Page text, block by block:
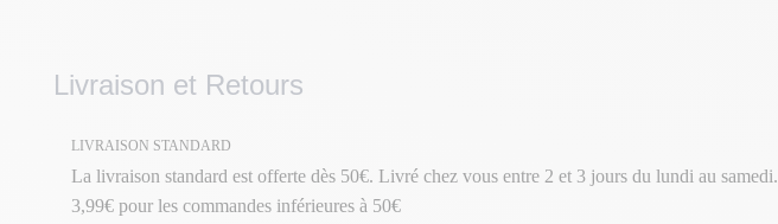
Livraison et Retours
LIVRAISON STANDARD
La livraison standard est offerte dès 50€. Livré chez vous entre 2 et 3 jours du lundi au samedi.
3,99€ pour les commandes inférieures à 50€